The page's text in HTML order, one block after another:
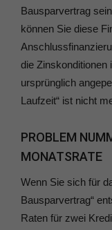
Bausparvertrag
können Sie diese
die Zinskonditionen
ursprünglich
Laufzeit“ ist nicht
PROBLEM
MONATSRATE
Wenn Sie sich für
Bausparvertrag“
Raten für zwei